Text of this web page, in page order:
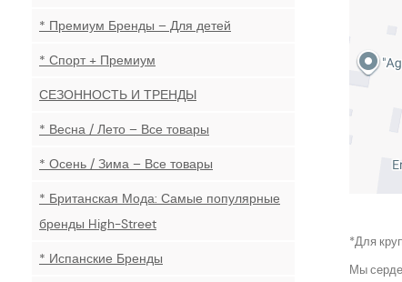
* Премиум Бренды – Для детей
* Спорт + Премиум
СЕЗОННОСТЬ И ТРЕНДЫ
* Весна / Лето – Все товары
* Осень / Зима – Все товары
* Британская Мода: Самые популярные
бренды High-Street
* Испанские Бренды
*Для
Мы